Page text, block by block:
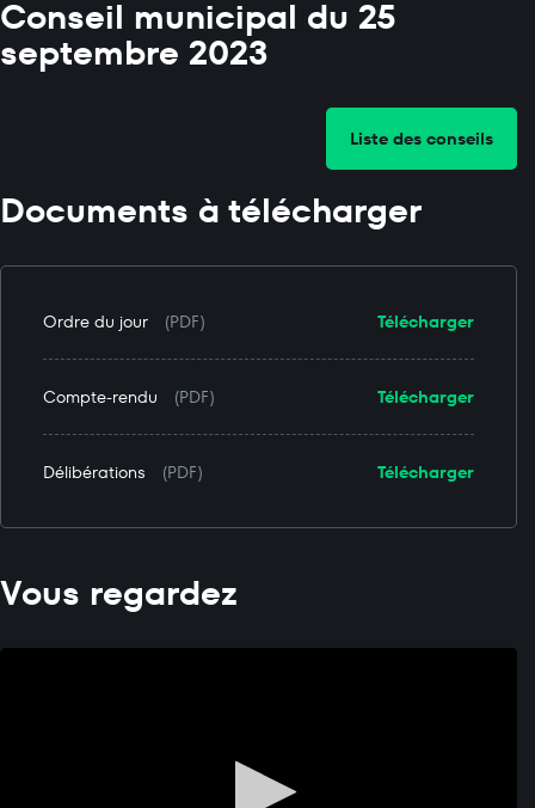
Conseil municipal du 25
septembre 2023
Liste des conseils
Documents à télécharger
Télécharger
Ordre du jour (PDF)
Télécharger
Compte-rendu (PDF)
Télécharger
Délibérations (PDF)
Vous regardez